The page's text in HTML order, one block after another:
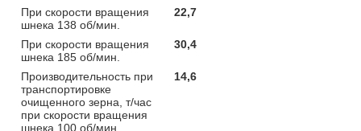
При скорости вращения
шнека 138 об/мин.
22,7
При скорости вращения
шнека 185 об/мин.
30,4
Производительность при
транспортировке
очищенного зерна, т/час
при скорости вращения
шнека 100 об/мин.
14,6